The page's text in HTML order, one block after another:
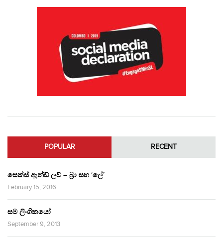
POPULAR RECENT
සෙක්ස් ඇන්ඩ් ලව් – බ්‍රා සහ ‘ලේ’
February 15, 2016
සම ලිංගිකයෝ
September 9, 2013